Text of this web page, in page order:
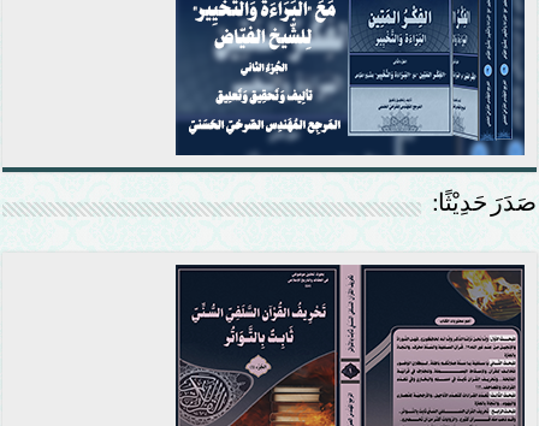
صَدَرَ حَدِيْثًا: